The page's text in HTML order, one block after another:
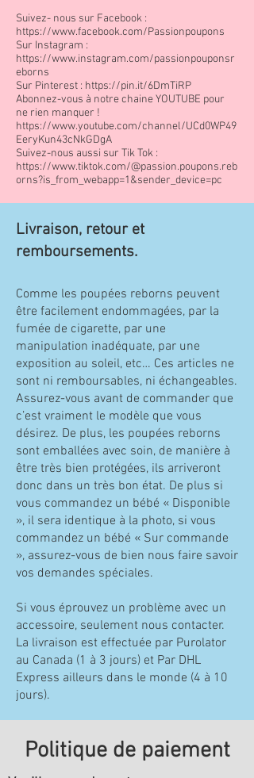
Suivez- nous sur Facebook :
https://www.facebook.com/Passionpoupons
Sur Instagram :
https://www.instagram.com/passionpouponsr
eborns
Sur Pinterest : https://pin.it/6DmTiRP
Abonnez-vous à notre chaine YOUTUBE pour
ne rien manquer !
https://www.youtube.com/channel/UCd0WP49
EeryKun43cNkGDgA
Suivez-nous aussi sur Tik Tok :
https://www.tiktok.com/@passion.poupons.reb
orns?is_from_webapp=1&sender_device=pc
Livraison, retour et
remboursements.
Comme les poupées reborns peuvent
être facilement endommagées, par la
fumée de cigarette, par une
manipulation inadéquate, par une
exposition au soleil, etc… Ces articles ne
sont ni remboursables, ni échangeables.
Assurez-vous avant de commander que
c’est vraiment le modèle que vous
désirez. De plus, les poupées reborns
sont emballées avec soin, de manière à
être très bien protégées, ils arriveront
donc dans un très bon état. De plus si
vous commandez un bébé « Disponible
», il sera identique à la photo, si vous
commandez un bébé « Sur commande
», assurez-vous de bien nous faire savoir
vos demandes spéciales.
Si vous éprouvez un problème avec un
accessoire, seulement nous contacter.
La livraison est effectuée par Purolator
au Canada (1 à 3 jours) et Par DHL
Express ailleurs dans le monde (4 à 10
jours).
Politique de paiement